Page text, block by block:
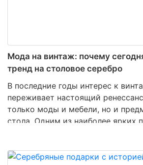
Мода на винтаж: почему
тренд на столовое серебро
В последние годы интерес к
переживает настоящий
только моды и мебели, но и
стола. Одним из наиболее ярких
стремительно возвращающийся
пылилось в сервантах бабушек,